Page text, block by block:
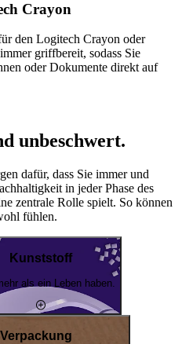
Crayon
den Logitech Crayon oder
griffbereit, sodass Sie
oder Dokumente direkt auf
unbeschwert.
dafür, dass Sie immer und
in jeder Phase des
zentrale Rolle spielt. So können
fühlen.
Kunststoff
als ein Leben haben.
Verpackung